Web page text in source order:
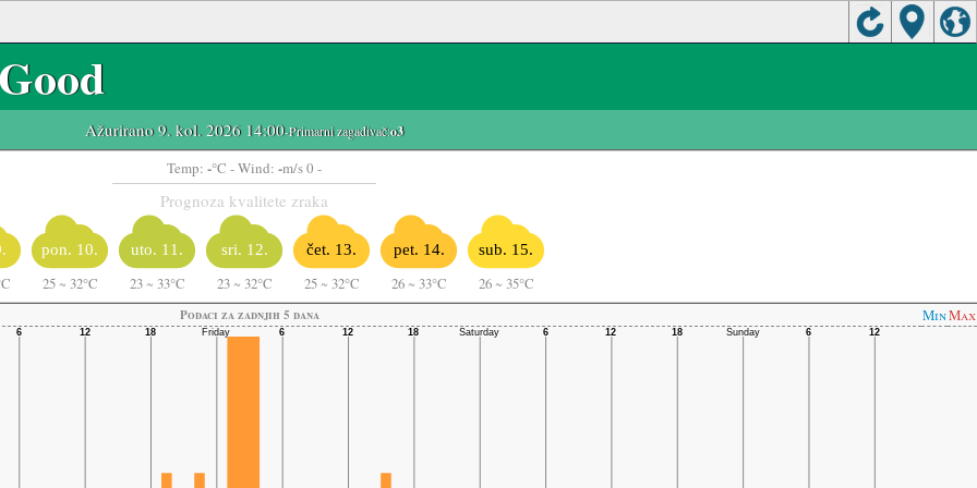
Ažurirano 9. kol. 2026 14:00-Primarni zagađivač:o3
Temp: -°C - Wind: -m/s 0 -
Prognoza kvalitete zraka
pon. 10.
25 ~ 32°C
uto. 11.
23 ~ 33°C
sri. 12.
23 ~ 32°C
čet. 13.
25 ~ 32°C
pet. 14.
26 ~ 33°C
sub. 15.
26 ~ 35°C
Podaci za zadnjih 5 dana MinMax